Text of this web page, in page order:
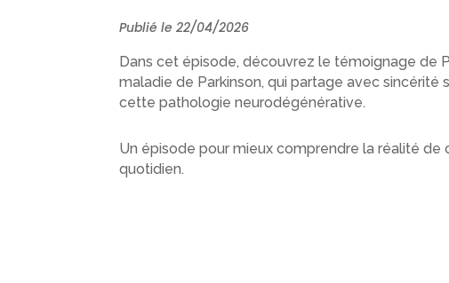
Publié le 22/04/2026
Dans cet épisode, découvrez le témoignage de
maladie de Parkinson, qui partage avec
cette pathologie neurodégénérative.
Un épisode pour mieux comprendre la réalité
quotidien.